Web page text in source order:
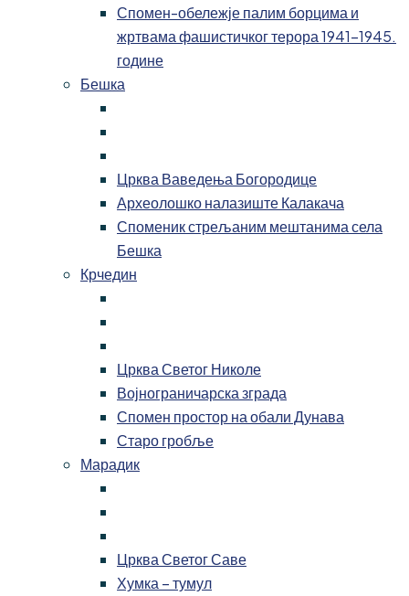
Спомен-обележје палим борцима и
жртвама фашистичког терора 1941-1945.
године
Бешка
Црква Ваведења Богородице
Археолошко налазиште Калакача
Споменик стрељаним мештанима села
Бешка
Крчедин
Црква Светог Николе
Војнограничарска зграда
Спомен простор на обали Дунава
Старо гробље
Марадик
Црква Светог Саве
Хумка – тумул